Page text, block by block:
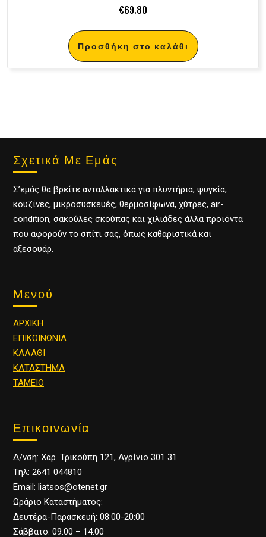
€69.80
Προσθήκη στο καλάθι
Σχετικά Με Εμάς
Σ’εμάς θα βρείτε ανταλλακτικά για πλυντήρια, ψυγεία,
κουζίνες, μικροσυσκευές, θερμοσίφωνα, χύτρες, air-
condition, σακούλες σκούπας και χιλιάδες άλλα προϊόντα
που αφορούν το σπίτι σας, όπως καθαριστικά και
αξεσουάρ.
Μενού
ΑΡΧΙΚΗ
ΕΠΙΚΟΙΝΩΝΙΑ
ΚΑΛΑΘΙ
ΚΑΤΑΣΤΗΜΑ
ΤΑΜΕΙΟ
Επικοινωνία
Δ/νση: Χαρ. Τρικούπη 121, Αγρίνιο 301 31
Tηλ: 2641 044810
Email: liatsos@otenet.gr
Ωράριο Καταστήματος:
Δευτέρα-Παρασκευή: 08:00-20:00
Σάββατο: 09:00 – 14:00